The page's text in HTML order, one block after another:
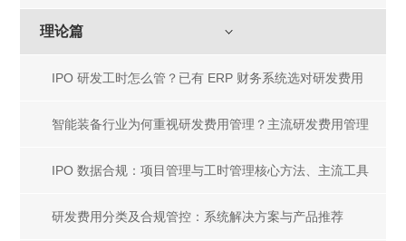
理论篇
IPO 研发工时怎么管？已有 ERP 财务系统选对研发费用
管理工具
智能装备行业为何重视研发费用管理？主流研发费用管理
工具盘点
IPO 数据合规：项目管理与工时管理核心方法、主流工具
及一体化解决方案
研发费用分类及合规管控：系统解决方案与产品推荐